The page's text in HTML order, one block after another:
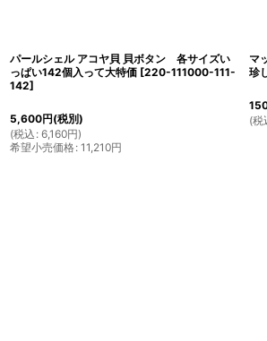
パールシェル アコヤ貝 貝ボタン 各サイズい
っぱい142個入って大特価 [220-111000-111-
142]
5,600円(税別)
(税込 : 6,160円)
希望小売価格: 11,210円
マ
珍
(税